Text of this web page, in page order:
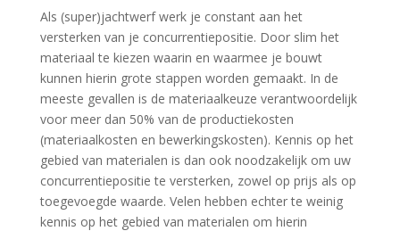
Als (super)jachtwerf werk je constant aan het
versterken van je concurrentiepositie. Door slim het
materiaal te kiezen waarin en waarmee je bouwt
kunnen hierin grote stappen worden gemaakt. In de
meeste gevallen is de materiaalkeuze verantwoordelijk
voor meer dan 50% van de productiekosten
(materiaalkosten en bewerkingskosten). Kennis op het
gebied van materialen is dan ook noodzakelijk om uw
concurrentiepositie te versterken, zowel op prijs als op
toegevoegde waarde. Velen hebben echter te weinig
kennis op het gebied van materialen om hierin